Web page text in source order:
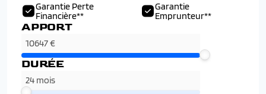
Garantie Perte
Financière**
Garantie
Emprunteur**
APPORT
DURÉE